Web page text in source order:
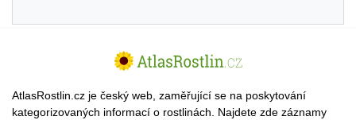
AtlasRostlin.cz je český web, zaměřující se na poskytování
kategorizovaných informací o rostlinách. Najdete zde záznamy